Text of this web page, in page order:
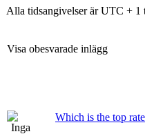
Alla tidsangivelser är UTC + 1
Visa obesvarade inlägg
Which is the top